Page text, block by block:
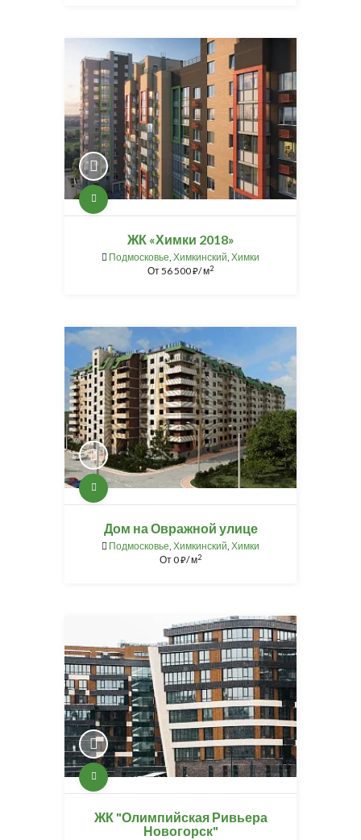
ЖК «Химки 2018»
Подмосковье, Химкинский, Химки
От56 500⃏/ м2
Дом на Овражной улице
Подмосковье, Химкинский, Химки
От0⃏/ м2
ЖК "Олимпийская Ривьера
Новогорск"